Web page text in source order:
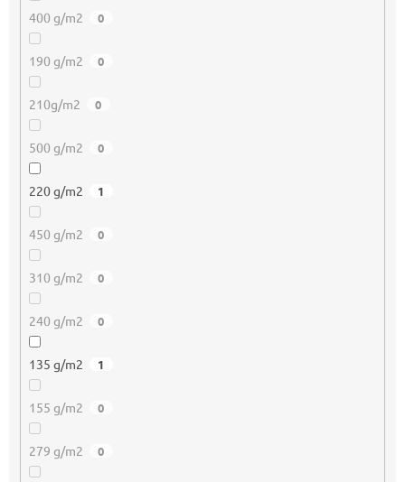
400 g/m2 0
190 g/m2 0
210g/m2 0
500 g/m2 0
220 g/m2 1
450 g/m2 0
310 g/m2 0
240 g/m2 0
135 g/m2 1
155 g/m2 0
279 g/m2 0